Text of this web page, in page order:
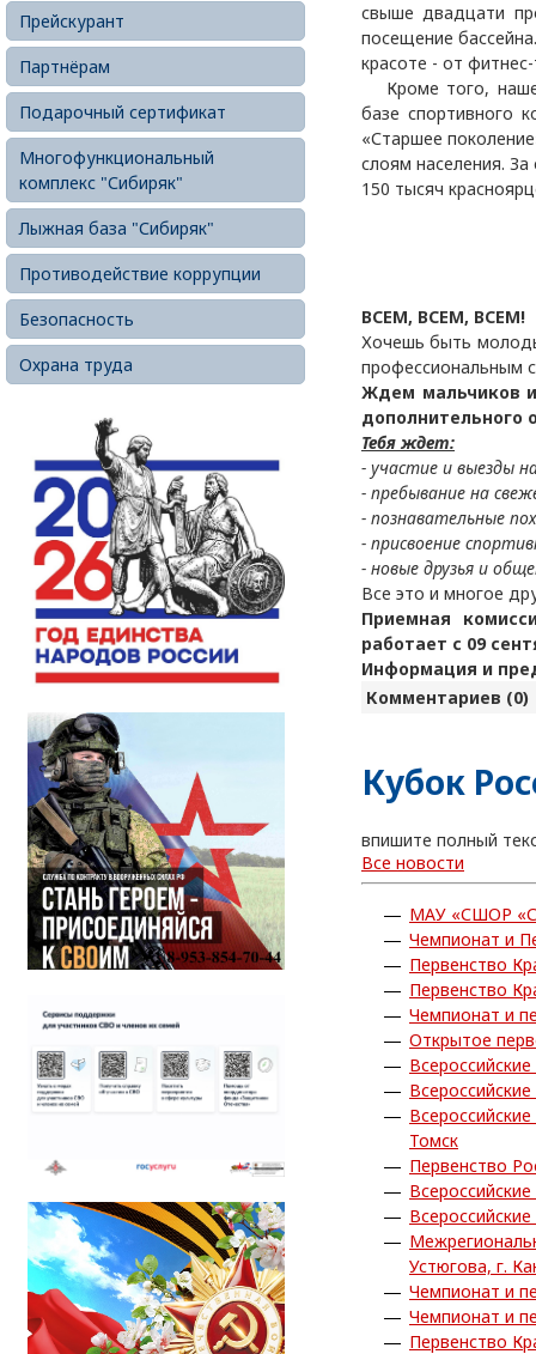
Прейскурант
Партнёрам
Подарочный сертификат
Многофункциональный
комплекс "Сибиряк"
Лыжная база "Сибиряк"
Противодействие коррупции
Безопасность
Охрана труда
свыше двадцати
посещение
красоте - от
Кроме того, наше
базе спортивного
«Старшее
слоям населения.
150 тысяч
ВСЕМ, ВСЕМ, ВСЕМ!
Хочешь быть
профессиональным
Ждем мальчиков
дополнительного
Тебя ждет:
- участие и выезды
- пребывание на
- познавательные
- присвоение
- новые друзья и
Все это и многое
Приемная
работает с 09
Информация и
Комментариев (0)
Кубок
впишите полный
Все новости
МАУ «СШОР
Чемпионат и
Первенство
Первенство
Чемпионат и
Открытое
Томск
Первенство
Устюгова, г.
Чемпионат и
Чемпионат и
Первенство